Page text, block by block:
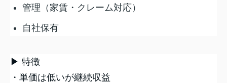
管理（家賃・クレーム対応）
自社保有
▶ 特徴
・単価は低いが継続収益